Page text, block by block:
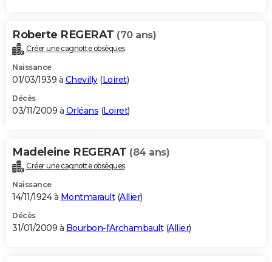
Roberte REGERAT (70 ans)
Créer une cagnotte obsèques
Naissance
01/03/1939 à Chevilly(Loiret)
Décès
03/11/2009 à Orléans (Loiret)
Madeleine REGERAT (84 ans)
Créer une cagnotte obsèques
Naissance
14/11/1924 à Montmarault(Allier)
Décès
31/01/2009 à Bourbon-l'Archambault(Allier)